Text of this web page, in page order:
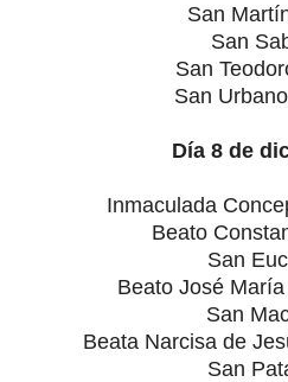
San
San
San
San
Día 8 de
Inmaculada
Beato
San
Beato José
San
Beata Narcisa de
San